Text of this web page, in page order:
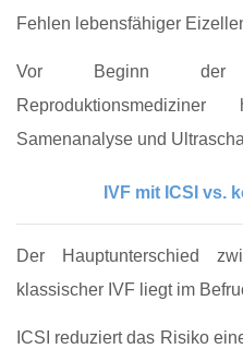
Fehlen lebensfähiger
Vor Beginn der
Samenanalyse und
IVF mit ICSI vs.
Der Hauptunterschied
klassischer IVF liegt im
ICSI reduziert das Risiko